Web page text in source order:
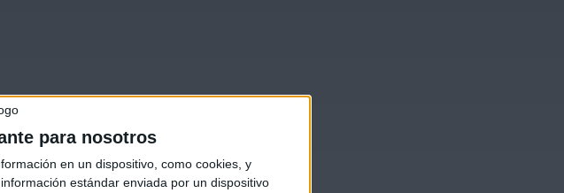
para nosotros
en un dispositivo, como cookies, y
estándar enviada por un dispositivo